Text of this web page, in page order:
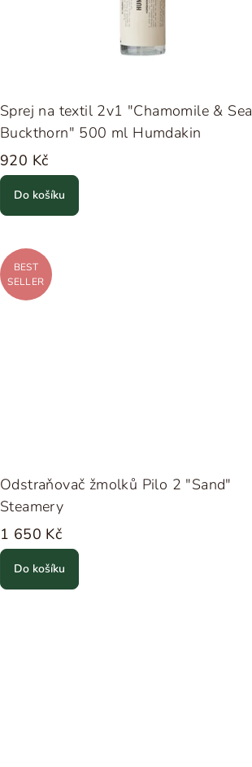
Sprej na textil 2v1 "Chamomile & Sea
Buckthorn" 500 ml Humdakin
920 Kč
Do košíku
BEST
SELLER
Odstraňovač žmolků Pilo 2 "Sand"
Steamery
1 650 Kč
Do košíku